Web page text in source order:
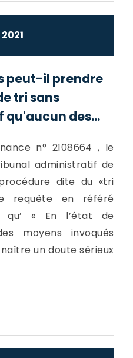
2021
peut-il prendre
tri sans
des...
n° 2108664 , le
administratif de
dite du «tri
requête en référé
qu’ « En l’état de
moyens invoqués
un doute sérieux